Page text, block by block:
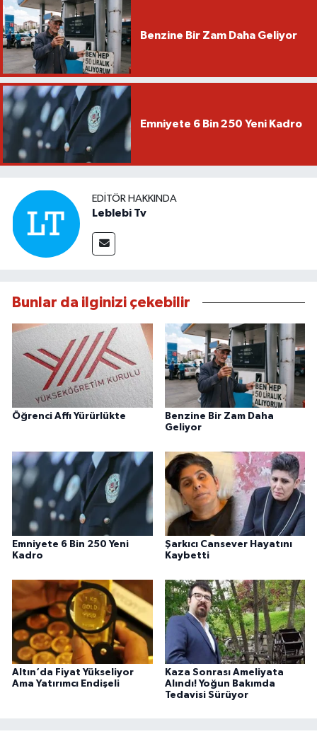
Benzine Bir Zam Daha Geliyor
Emniyete 6 Bin 250 Yeni Kadro
EDITÖR HAKKINDA
Leblebi Tv
Bunlar da ilginizi çekebilir
Öğrenci Affı Yürürlükte
Benzine Bir Zam Daha
Geliyor
Emniyete 6 Bin 250 Yeni
Kadro
Şarkıcı Cansever Hayatını
Kaybetti
Altın‘da Fiyat Yükseliyor
Ama Yatırımcı Endişeli
Kaza Sonrası Ameliyata
Alındı! Yoğun Bakımda
Tedavisi Sürüyor